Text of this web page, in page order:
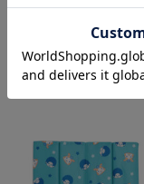
ン/#61:蝦名達夫
¥2,000 (税込)